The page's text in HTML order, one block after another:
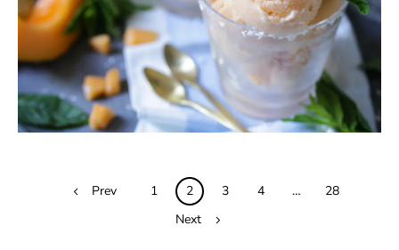
13
Prev 1 2 3 4 …
28
Next